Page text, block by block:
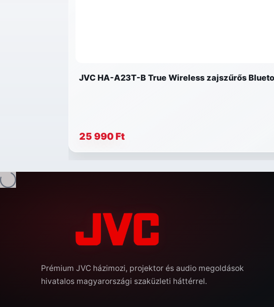
JVC HA-A23T-B True Wireless zajszűrős
25 990 Ft
Prémium JVC házimozi, projektor és audio megoldások
hivatalos magyarországi szaküzleti háttérrel.